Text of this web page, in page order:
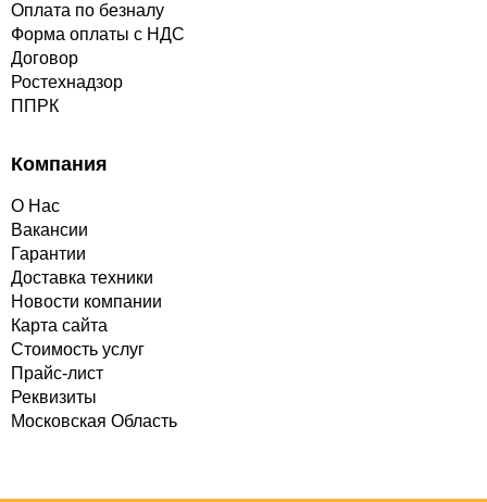
Оплата по безналу
Форма оплаты с НДС
Договор
Ростехнадзор
ППРК
Компания
О Нас
Вакансии
Гарантии
Доставка техники
Новости компании
Карта сайта
Стоимость услуг
Прайс-лист
Реквизиты
Московская Область